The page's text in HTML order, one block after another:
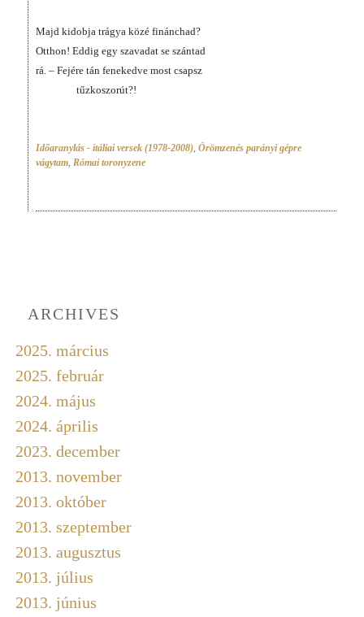
Majd kidobja trágya közé finánchad?
Otthon! Eddig egy szavadat se szántad
rá. – Fejére tán fenekedve most csapsz
tűzkoszorút?!
Időaranylás - itáliai versek (1978-2008) Örömzenés parányi gépre
vágytam Római toronyzene
ARCHIVES
2025. március
2025. február
2024. május
2024. április
2023. december
2013. november
2013. október
2013. szeptember
2013. augusztus
2013. július
2013. június